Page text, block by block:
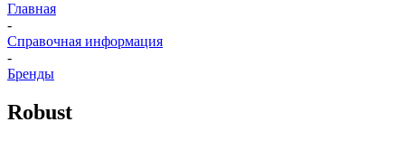
Главная
-
Справочная информация
-
Бренды
Robust